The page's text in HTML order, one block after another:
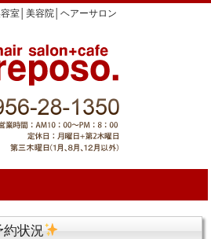
室│美容院│ヘアーサロン
約状況